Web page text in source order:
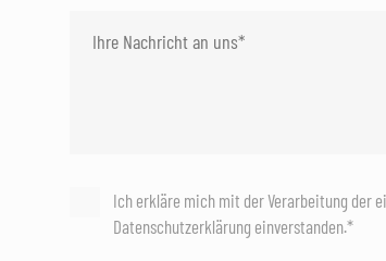
Ich erkläre mich mit der Verarbeitung der
Datenschutzerklärung einverstanden.*